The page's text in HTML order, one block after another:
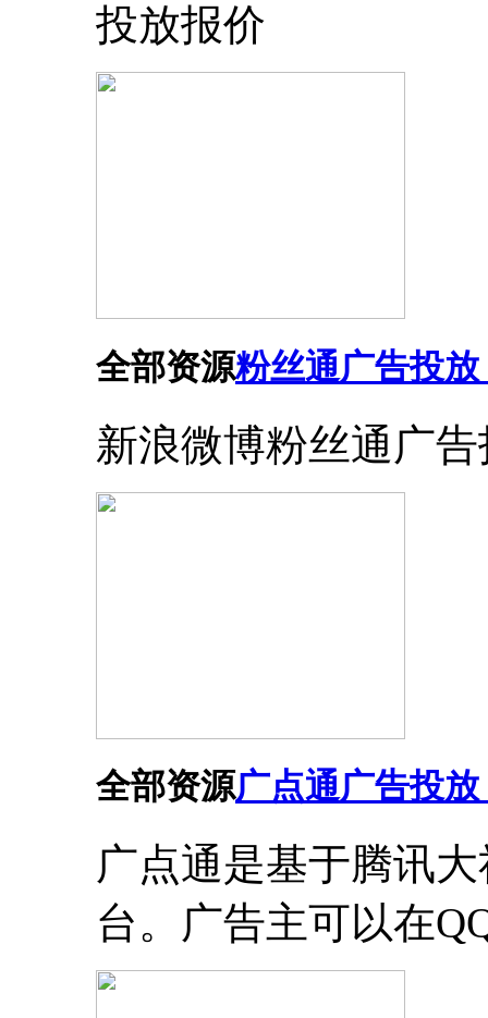
投放报价
全部资源粉丝通广告投
新浪微博粉丝通广
全部资源广点通广告投
广点通是基于腾讯
台。广告主可以在